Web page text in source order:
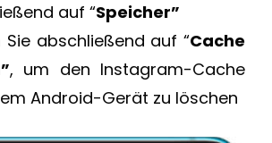
auf “Speicher”
Sie abschließend auf “Cache
, um den Instagram-Cache
Android-Gerät zu löschen